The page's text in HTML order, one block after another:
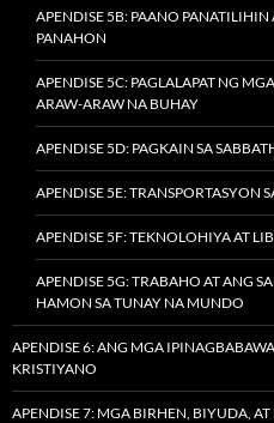
APENDISE 5B: PAANO
PANAHON
APENDISE 5C: PAGLALAPAT NG
ARAW-ARAW NA BUHAY
APENDISE 5D: PAGKAIN SA
APENDISE 5E: TRANSPORTASYON
APENDISE 5F: TEKNOLOHIYA AT
APENDISE 5G: TRABAHO AT ANG
HAMON SA TUNAY NA MUNDO
APENDISE 6: ANG MGA
KRISTIYANO
APENDISE 7: MGA BIRHEN, BIYUDA,